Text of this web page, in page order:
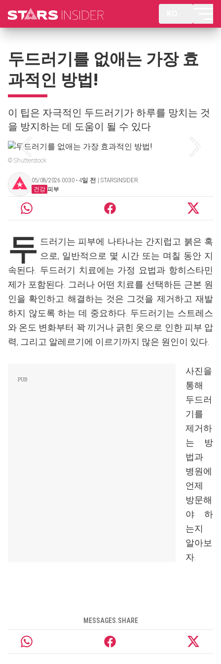
두드러기를 없애는 가장 효
과적인 방법!
이 팁은 자극적인 두드러기가 하루를 망치는 것
을 방지하는 데 도움이 될 수 있다
© Shutterstock
05/08/2026 00:30 ‧ 4일 전 | STARSINSIDER
건강 피부
두 드러기는 피부에 나타나는 간지럽고 붉은 혹
으로, 일반적으로 몇 시간 또는 며칠 동안 지
속된다. 두드러기 치료에는 가정 요법과 항히스타민
제가 포함된다. 그러나 어떤 치료를 선택하든 근본 원
인을 확인하고 해결하는 것은 그것을 제거하고 재발
하지 않도록 하는 데 중요하다. 두드러기는 스트레스
와 온도 변화부터 꽉 끼거나 긁힌 옷으로 인한 피부 압
력, 그리고 알레르기에 이르기까지 많은 원인이 있다.
사진을
통해
두드러
기를
제거하
는 방
법과
병원에
언제
방문해
야 하
는지
알아보
자.
MESSAGES.SHARE